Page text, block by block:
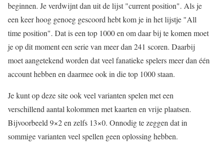
beginnen. Je verdwijnt dan uit de lijst "current position". Als je
een keer hoog genoeg gescoord hebt kom je in het lijstje "All
time position". Dat is een top 1000 en om daar bij te komen moet
je op dit moment een serie van meer dan 241 scoren. Daarbij
moet aangetekend worden dat veel fanatieke spelers meer dan één
account hebben en daarmee ook in die top 1000 staan.
Je kunt op deze site ook veel varianten spelen met een
verschillend aantal kolommen met kaarten en vrije plaatsen.
Bijvoorbeeld 9×2 en zelfs 13×0. Onnodig te zeggen dat in
sommige varianten veel spellen geen oplossing hebben.